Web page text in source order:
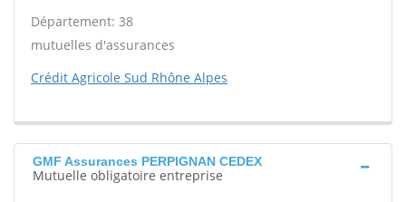
Département: 38
mutuelles d'assurances
Crédit Agricole Sud Rhône Alpes
GMF Assurances PERPIGNAN CEDEX
Mutuelle obligatoire entreprise